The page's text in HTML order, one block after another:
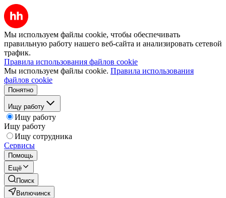
Мы используем файлы cookie, чтобы обеспечивать
правильную работу нашего веб-сайта и анализировать сетевой
трафик.
Правила использования файлов cookie
Мы используем файлы cookie. Правила использования
файлов cookie
Понятно
Ищу работу
Ищу работу
Ищу работу
Ищу сотрудника
Сервисы
Помощь
Ещё
Поиск
Вилючинск